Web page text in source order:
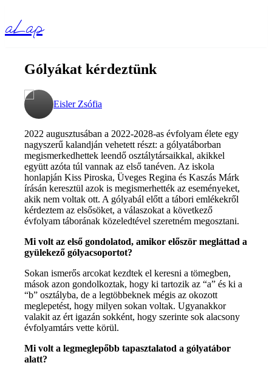
aLap
Gólyákat kérdeztünk
Eisler Zsófia
2022 augusztusában a 2022-2028-as évfolyam élete egy
nagyszerű kalandján vehetett részt: a gólyatáborban
megismerkedhettek leendő osztálytársaikkal, akikkel
együtt azóta túl vannak az első tanéven. Az iskola
honlapján Kiss Piroska, Üveges Regina és Kaszás Márk
írásán keresztül azok is megismerhették az eseményeket,
akik nem voltak ott. A gólyabál előtt a tábori emlékekről
kérdeztem az elsősöket, a válaszokat a következő
évfolyam táborának közeledtével szeretném megosztani.
Mi volt az első gondolatod, amikor először megláttad a
gyülekező gólyacsoportot?
Sokan ismerős arcokat kezdtek el keresni a tömegben,
mások azon gondolkoztak, hogy ki tartozik az “a” és ki a
“b” osztályba, de a legtöbbeknek mégis az okozott
meglepetést, hogy milyen sokan voltak. Ugyanakkor
valakit az ért igazán sokként, hogy szerinte sok alacsony
évfolyamtárs vette körül.
Mi volt a legmeglepőbb tapasztalatod a gólyatábor
alatt?